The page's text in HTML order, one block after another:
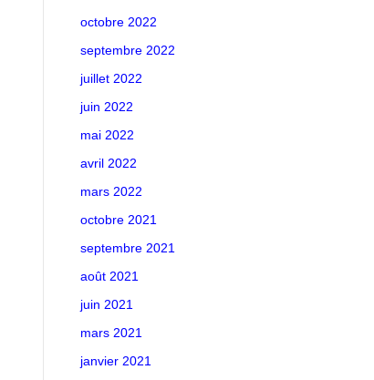
octobre 2022
septembre 2022
juillet 2022
juin 2022
mai 2022
avril 2022
mars 2022
octobre 2021
septembre 2021
août 2021
juin 2021
mars 2021
janvier 2021